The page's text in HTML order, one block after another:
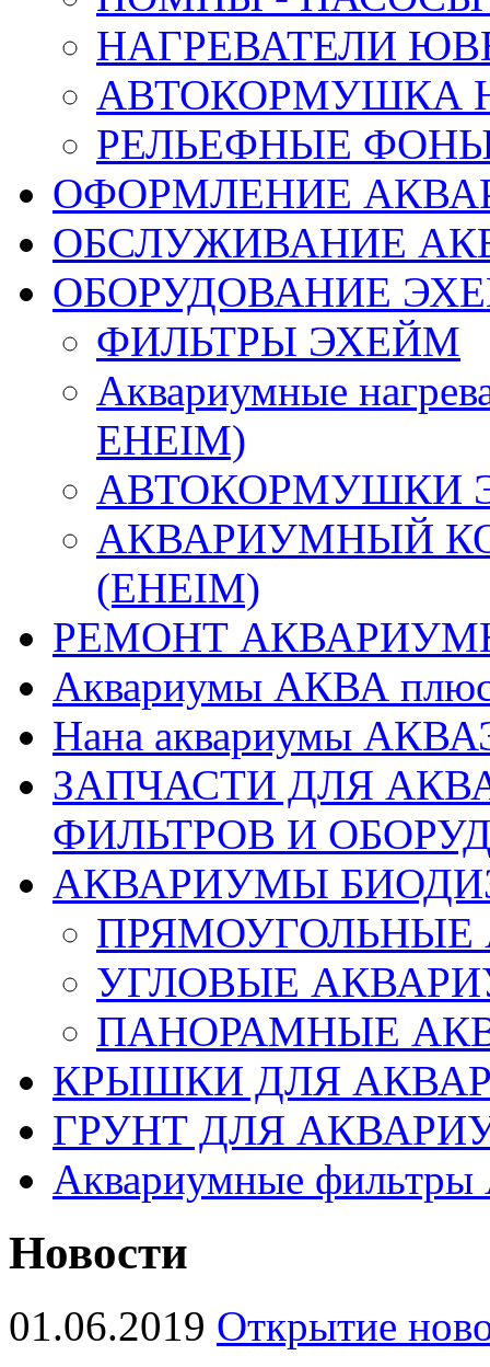
НАГРЕВАТЕЛИ
АВТОКОРМУШКА
РЕЛЬЕФНЫЕ
ОФОРМЛЕНИЕ
ОБСЛУЖИВАНИЕ
ОБОРУДОВАНИЕ
ФИЛЬТРЫ ЭХЕЙМ
Аквариумные
EHEIM)
АВТОКОРМУШКИ
АКВАРИУМНЫЙ
(EHEIM)
РЕМОНТ
Аквариумы АКВА
Нана аквариумы
ЗАПЧАСТИ ДЛЯ
ФИЛЬТРОВ И
АКВАРИУМЫ
УГЛОВЫЕ
ПАНОРАМНЫЕ
КРЫШКИ ДЛЯ
ГРУНТ ДЛЯ
Аквариумные
Новости
01.06.2019 Открытие